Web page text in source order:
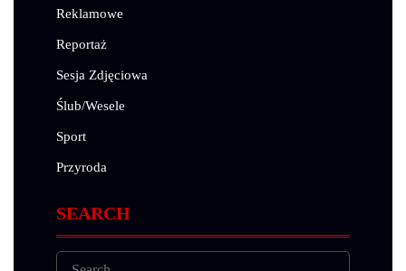
Reklamowe
Reportaż
Sesja Zdjęciowa
Ślub/Wesele
Sport
Przyroda
SEARCH